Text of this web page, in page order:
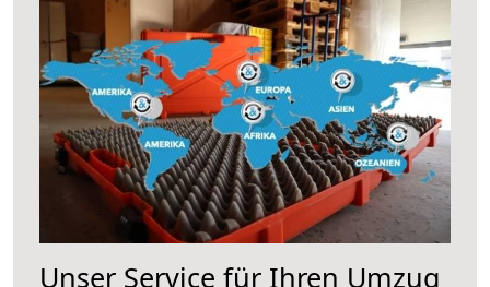
Unser Service für Ihren Umzug